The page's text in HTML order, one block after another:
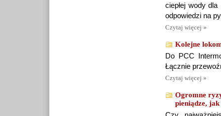
ciepłej wody
odpowiedzi na
Czytaj więcej »
Kolejne
Do PCC
Łącznie
Czytaj więcej »
Ogromne
pieniądze, jak